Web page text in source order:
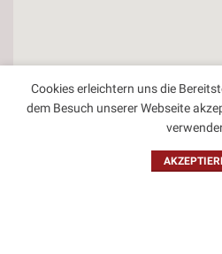
Cookies erleichtern uns die
dem Besuch unserer Webseite